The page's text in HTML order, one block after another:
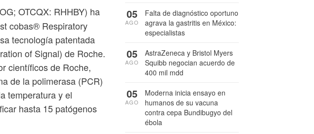
OTCQX: RHHBY) ha
cobas® Respiratory
tecnología patentada
of Signal) de Roche.
científicos de Roche,
de la polimerasa (PCR)
temperatura y el
hasta 15 patógenos
Falta de diagnóstico oportuno
agrava la gastritis en México:
especialistas
05
AGO
AstraZeneca y Bristol Myers
Squibb negocian acuerdo de
400 mil mdd
05
AGO
Moderna inicia ensayo en
humanos de su vacuna
contra cepa Bundibugyo del
ébola
05
AGO